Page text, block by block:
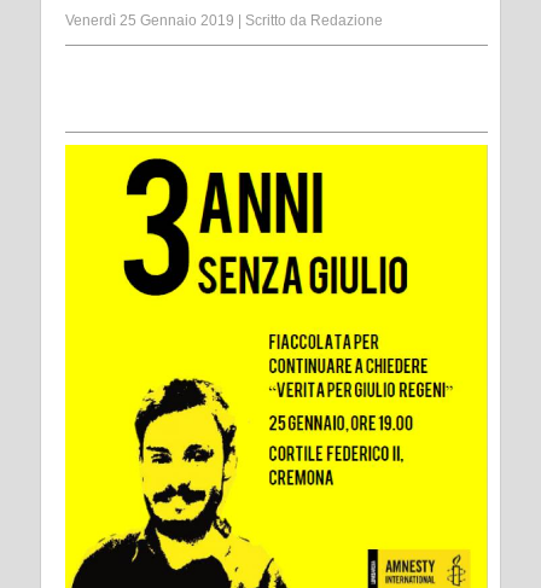
Venerdì 25 Gennaio 2019 Scritto da Redazione